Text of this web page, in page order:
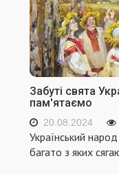
Забуті свята
пам'ятаємо
20.08.2024
Український
багато з яких